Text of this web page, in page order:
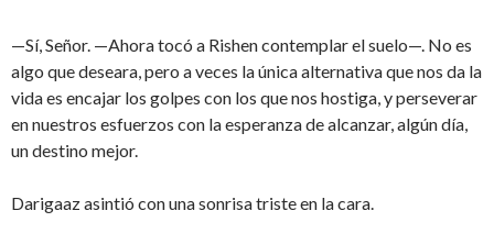
—Sí, Señor. —Ahora tocó a Rishen contemplar el suelo—. No es
algo que deseara, pero a veces la única alternativa que nos da la
vida es encajar los golpes con los que nos hostiga, y perseverar
en nuestros esfuerzos con la esperanza de alcanzar, algún día,
un destino mejor.
Darigaaz asintió con una sonrisa triste en la cara.